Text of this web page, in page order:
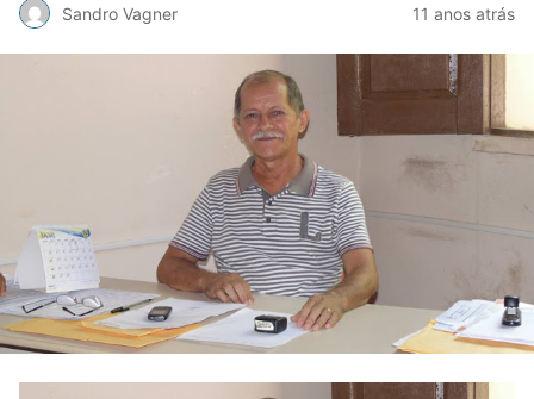
Sandro Vagner 11 anos atrás